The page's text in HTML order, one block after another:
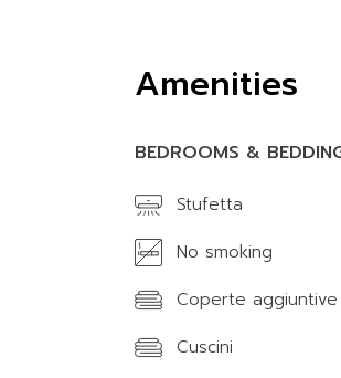
Amenities
BEDROOMS &
Stufetta
No smoking
Coperte aggiuntive
Cuscini